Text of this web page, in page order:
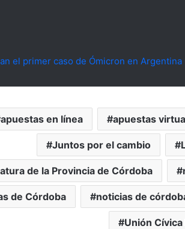
el primer caso de Ómicron en Argentina
apuestas en línea apuestas
Juntos por el cambio
de la Provincia de Córdoba
de Córdoba noticias de
Unión Cívica